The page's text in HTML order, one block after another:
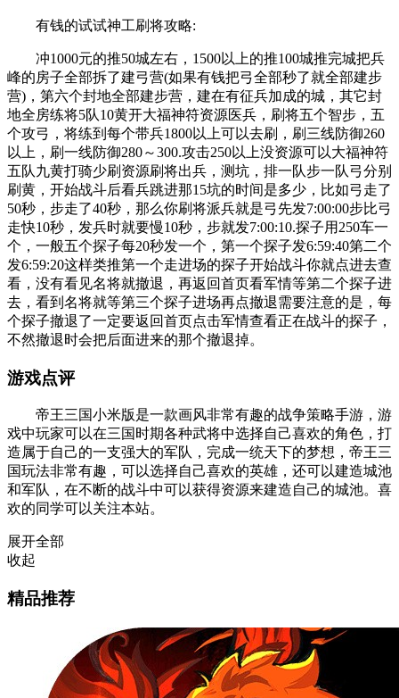
有钱的试试神工刷将攻略:
冲1000元的推50城左右，1500以上的推100城推完城把兵
峰的房子全部拆了建弓营(如果有钱把弓全部秒了就全部建步
营)，第六个封地全部建步营，建在有征兵加成的城，其它封
地全房练将5队10黄开大福神符资源医兵，刷将五个智步，五
个攻弓，将练到每个带兵1800以上可以去刷，刷三线防御260
以上，刷一线防御280～300.攻击250以上没资源可以大福神符
五队九黄打骑少刷资源刷将出兵，测坑，排一队步一队弓分别
刷黄，开始战斗后看兵跳进那15坑的时间是多少，比如弓走了
50秒，步走了40秒，那么你刷将派兵就是弓先发7:00:00步比弓
走快10秒，发兵时就要慢10秒，步就发7:00:10.探子用250车一
个，一般五个探子每20秒发一个，第一个探子发6:59:40第二个
发6:59:20这样类推第一个走进场的探子开始战斗你就点进去查
看，没有看见名将就撤退，再返回首页看军情等第二个探子进
去，看到名将就等第三个探子进场再点撤退需要注意的是，每
个探子撤退了一定要返回首页点击军情查看正在战斗的探子，
不然撤退时会把后面进来的那个撤退掉。
游戏点评
帝王三国小米版是一款画风非常有趣的战争策略手游，游
戏中玩家可以在三国时期各种武将中选择自己喜欢的角色，打
造属于自己的一支强大的军队，完成一统天下的梦想，帝王三
国玩法非常有趣，可以选择自己喜欢的英雄，还可以建造城池
和军队，在不断的战斗中可以获得资源来建造自己的城池。喜
欢的同学可以关注本站。
展开全部
收起
精品推荐